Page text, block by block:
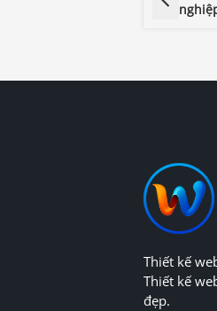
Thiết kế
Thiết kế
đẹp.